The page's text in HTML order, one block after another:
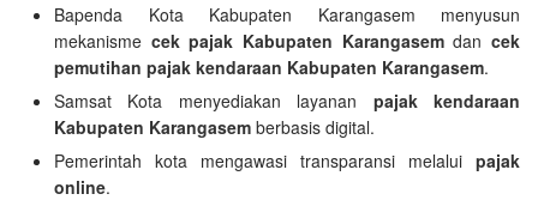
Bapenda Kota Kabupaten Karangasem menyusun
mekanisme cek pajak Kabupaten Karangasemdancek
pemutihan pajak kendaraan Kabupaten Karangasem.
Samsat Kota menyediakan layanan pajak kendaraan
Kabupaten Karangasem berbasis digital.
Pemerintah kota mengawasi transparansi melalui pajak
online.